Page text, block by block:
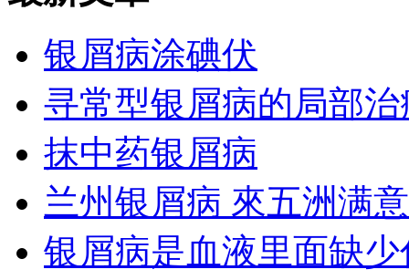
银屑病涂碘伏
寻常型银屑病的局部治
抹中药银屑病
兰州银屑病 來五洲满意
银屑病是血液里面缺少